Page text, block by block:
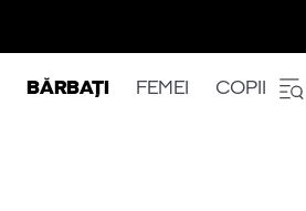
BĂRBAȚI FEMEI COPII